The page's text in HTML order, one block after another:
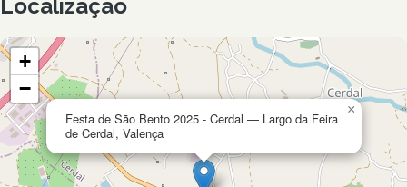
Localização
Festa de São Bento 2025 - Cerdal — Largo da Feira
de Cerdal, Valença
×
+
−